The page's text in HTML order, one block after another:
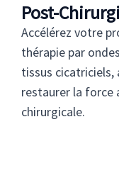
Post-
Accélérez votre
thérapie par
tissus
restaurer la force
chirurgicale.